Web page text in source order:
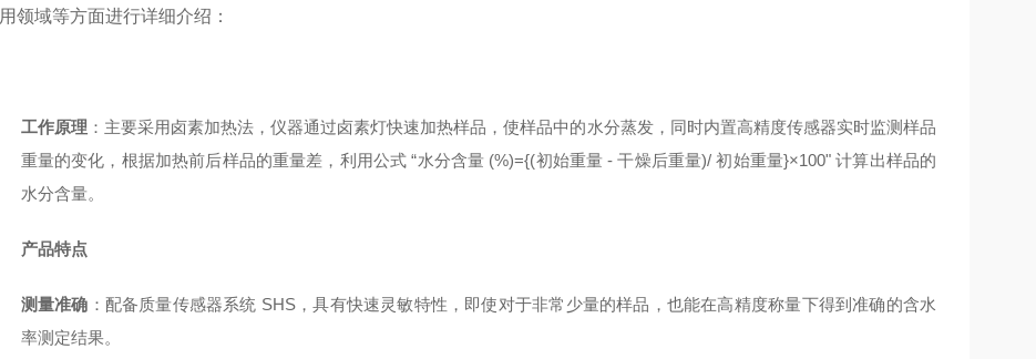
用领域等方面进行详细介绍：
工作原理 ：主要采用卤素加热法，仪器通过卤素灯快速加热样品，使样品中的水分蒸发，同时内置高精度传感器实时监测样品
重量的变化，根据加热前后样品的重量差，利用公式 “水分含量 (%)={(初始重量 - 干燥后重量)/ 初始重量}×100" 计算出样品的
水分含量。
产品特点
测量准确 ：配备质量传感器系统 SHS，具有快速灵敏特性，即使对于非常少量的样品，也能在高精度称量下得到准确的含水
率测定结果。